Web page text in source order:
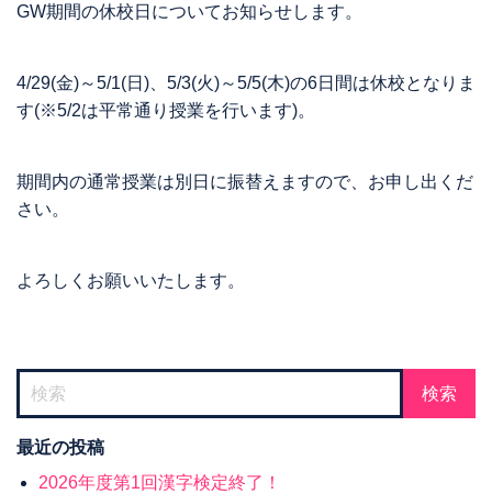
GW期間の休校日についてお知らせします。
4/29(金)～5/1(日)、5/3(火)～5/5(木)の6日間は休校となりま
す(※5/2は平常通り授業を行います)。
期間内の通常授業は別日に振替えますので、お申し出くだ
さい。
よろしくお願いいたします。
最近の投稿
2026年度第1回漢字検定終了！